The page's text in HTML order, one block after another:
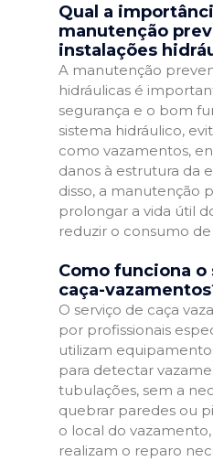
Qual a
manutenção
instalações
A manutenção
hidráulicas é
segurança e o bom
sistema hidráulico,
como vazamentos,
danos à estrutura da
disso, a manutenção
prolongar a vida útil
reduzir o consumo de
Como funciona o
caça-
O serviço de caça
por profissionais
utilizam
para detectar
tubulações, sem a
quebrar paredes ou
o local do
realizam o reparo